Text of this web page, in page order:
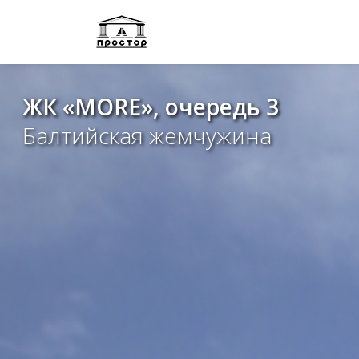
ЖК «MORE», очередь 3
Балтийская жемчужина